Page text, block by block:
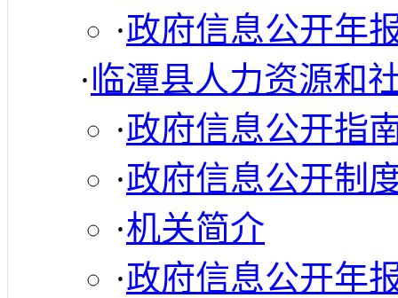
·政府信息公开年
·临潭县人力资源和
·政府信息公开指
·政府信息公开制
·机关简介
·政府信息公开年